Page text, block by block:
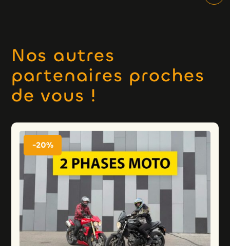
Nos autres
partenaires proches
de vous !
-20%